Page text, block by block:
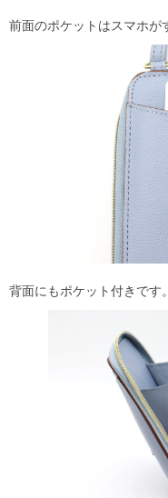
前面のポケットはスマホが
背面にもポケット付きです。